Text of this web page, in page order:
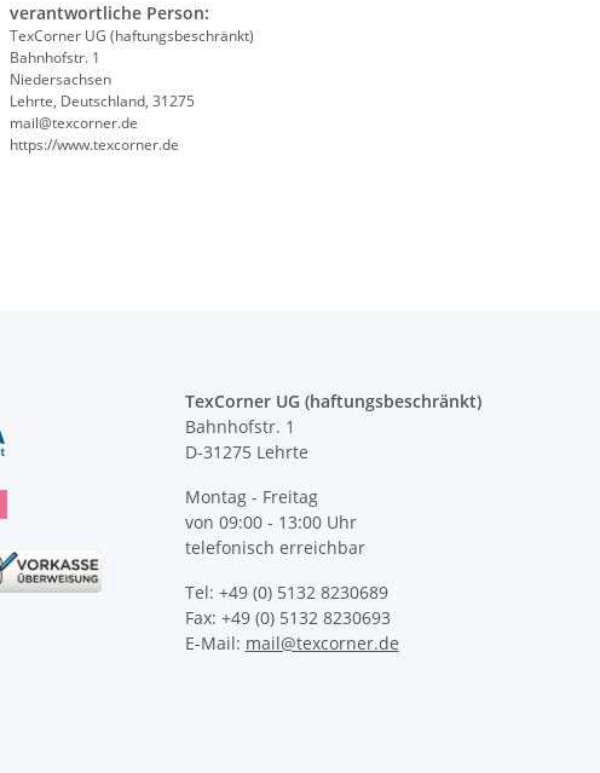
verantwortliche Person:
TexCorner UG (haftungsbeschränkt)
Bahnhofstr. 1
Niedersachsen
Lehrte, Deutschland, 31275
mail@texcorner.de
https://www.texcorner.de
TexCorner UG (haftungsbeschränkt)
Bahnhofstr. 1
D-31275 Lehrte
Montag - Freitag
von 09:00 - 13:00 Uhr
telefonisch erreichbar
Tel: +49 (0) 5132 8230689
Fax: +49 (0) 5132 8230693
E-Mail: mail@texcorner.de